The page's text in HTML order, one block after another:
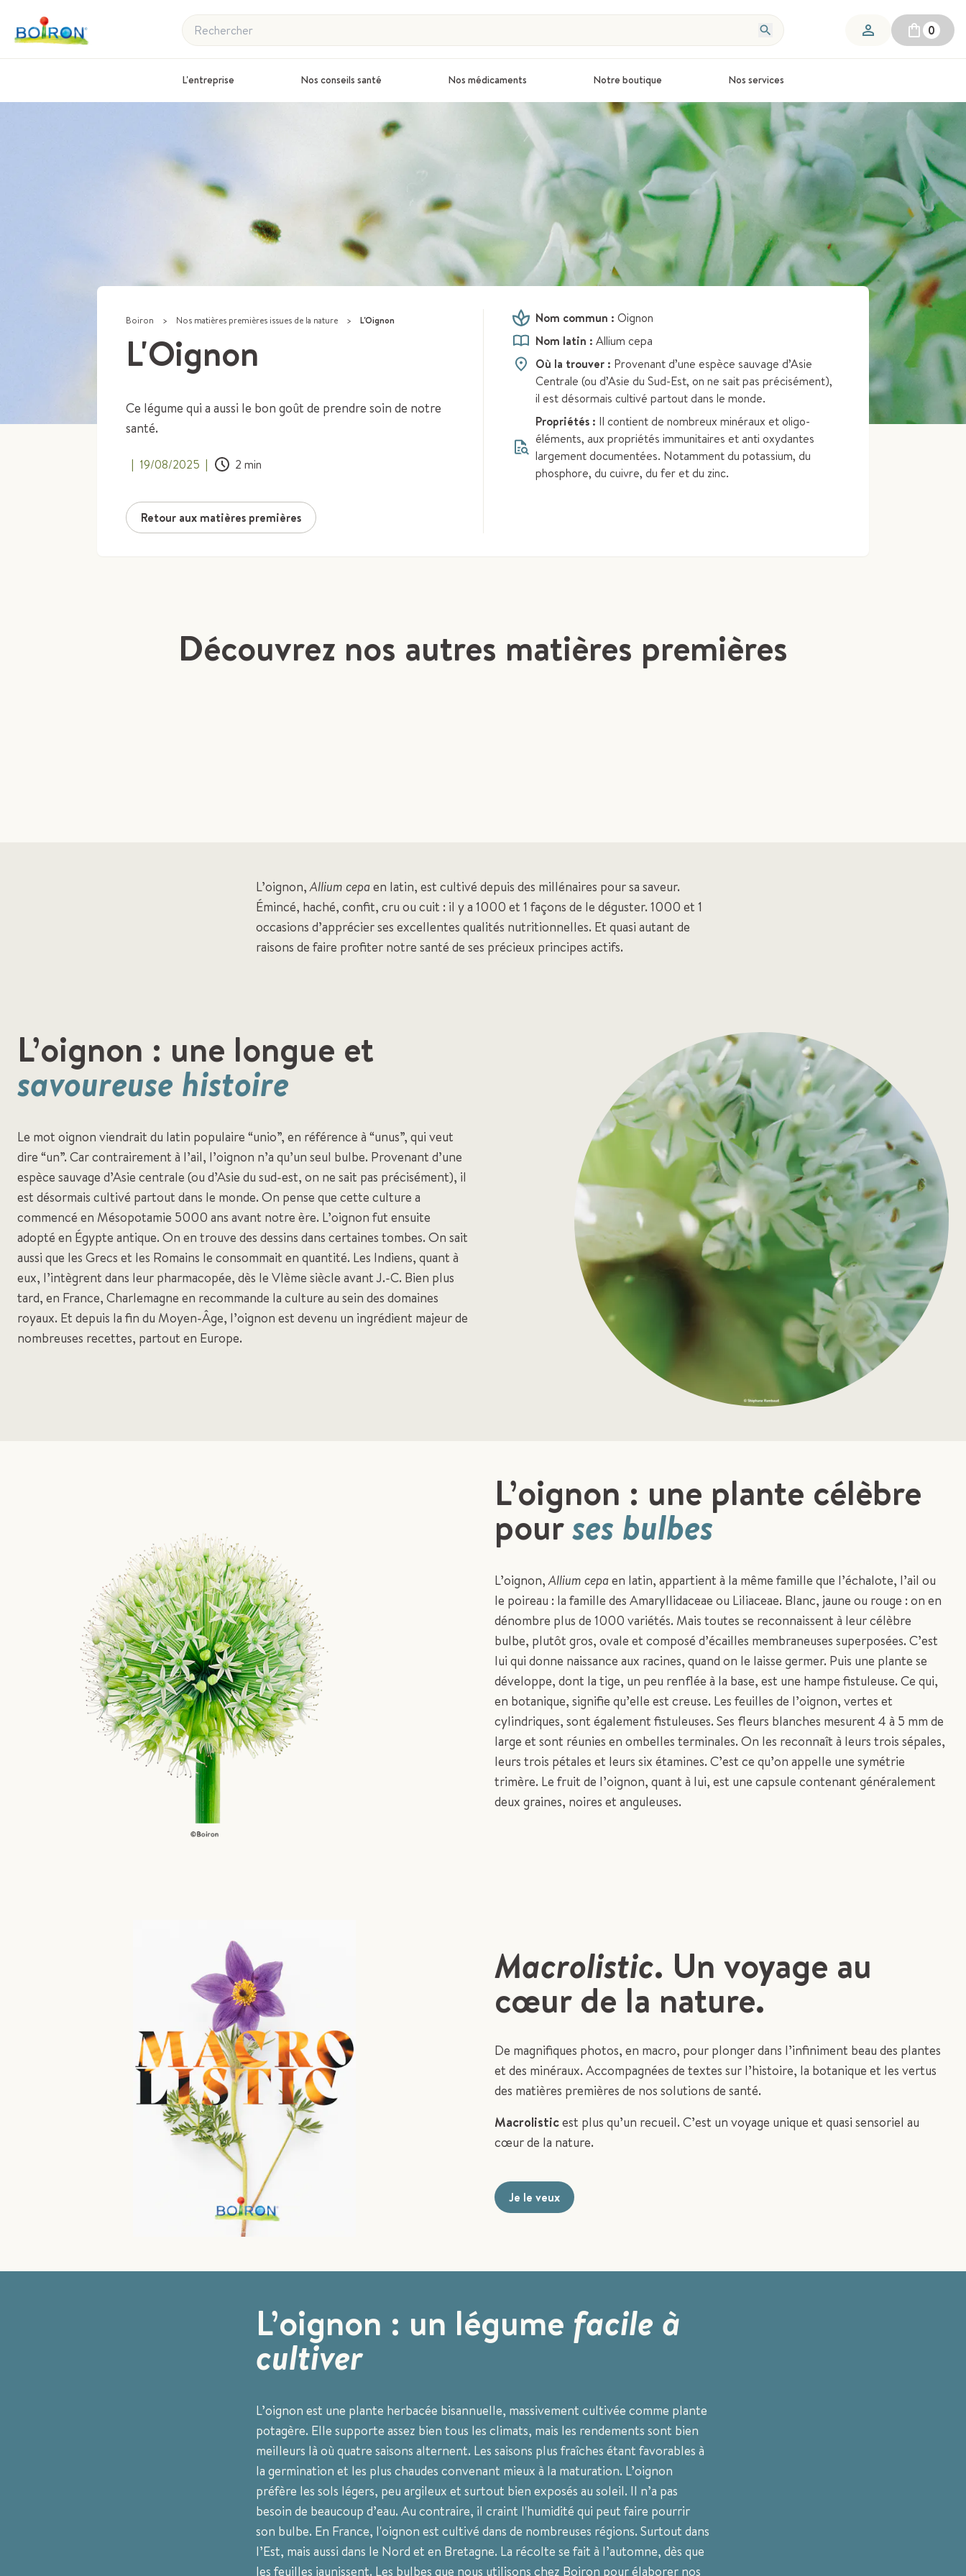
Rechercher 0
L'entreprise Nos conseils santé Nos médicaments Notre boutique Nos services
Boiron > Nos matières premières issues de la nature > L'Oignon
L'Oignon
Ce légume qui a aussi le bon goût de prendre soin de notre
santé.
| 19/08/2025 | 2 min
Retour aux matières premières
Nom commun : Oignon
Nom latin : Allium cepa
Où la trouver : Provenant d’une espèce sauvage d’Asie
Centrale (ou d’Asie du Sud-Est, on ne sait pas précisément),
il est désormais cultivé partout dans le monde.
Propriétés : Il contient de nombreux minéraux et oligo-
éléments, aux propriétés immunitaires et anti oxydantes
largement documentées. Notamment du potassium, du
phosphore, du cuivre, du fer et du zinc.
Découvrez nos autres matières premières
L’oignon,Allium cepa en latin, est cultivé depuis des millénaires pour sa saveur.
Émincé, haché, confit, cru ou cuit : il y a 1000 et 1 façons de le déguster. 1000 et 1
occasions d’apprécier ses excellentes qualités nutritionnelles. Et quasi autant de
raisons de faire profiter notre santé de ses précieux principes actifs.
L’oignon : une longue et
savoureuse histoire
Le mot oignon viendrait du latin populaire “unio”, en référence à “unus”, qui veut
dire “un”. Car contrairement à l’ail, l’oignon n’a qu’un seul bulbe. Provenant d’une
espèce sauvage d’Asie centrale (ou d’Asie du sud-est, on ne sait pas précisément), il
est désormais cultivé partout dans le monde. On pense que cette culture a
commencé en Mésopotamie 5000 ans avant notre ère. L’oignon fut ensuite
adopté en Égypte antique. On en trouve des dessins dans certaines tombes. On sait
aussi que les Grecs et les Romains le consommait en quantité. Les Indiens, quant à
eux, l’intègrent dans leur pharmacopée, dès le VIème siècle avant J.-C. Bien plus
tard, en France, Charlemagne en recommande la culture au sein des domaines
royaux. Et depuis la fin du Moyen-Âge, l’oignon est devenu un ingrédient majeur de
nombreuses recettes, partout en Europe.
L’oignon : une plante célèbre
pourses bulbes
L’oignon,Allium cepa en latin, appartient à la même famille que l’échalote, l’ail ou
le poireau : la famille des Amaryllidaceae ou Liliaceae. Blanc, jaune ou rouge : on en
dénombre plus de 1000 variétés. Mais toutes se reconnaissent à leur célèbre
bulbe, plutôt gros, ovale et composé d’écailles membraneuses superposées. C’est
lui qui donne naissance aux racines, quand on le laisse germer. Puis une plante se
développe, dont la tige, un peu renflée à la base, est une hampe fistuleuse. Ce qui,
en botanique, signifie qu’elle est creuse. Les feuilles de l’oignon, vertes et
cylindriques, sont également fistuleuses. Ses fleurs blanches mesurent 4 à 5 mm de
large et sont réunies en ombelles terminales. On les reconnaît à leurs trois sépales,
leurs trois pétales et leurs six étamines. C’est ce qu’on appelle une symétrie
trimère. Le fruit de l’oignon, quant à lui, est une capsule contenant généralement
deux graines, noires et anguleuses.
Macrolistic. Un voyage au
cœur de la nature.
De magnifiques photos, en macro, pour plonger dans l’infiniment beau des plantes
et des minéraux. Accompagnées de textes sur l’histoire, la botanique et les vertus
des matières premières de nos solutions de santé.
Macrolisticest plus qu’un recueil. C’est un voyage unique et quasi sensoriel au
cœur de la nature.
Je le veux
L’oignon : un légume facile à
cultiver
L’oignon est une plante herbacée bisannuelle, massivement cultivée comme plante
potagère. Elle supporte assez bien tous les climats, mais les rendements sont bien
meilleurs là où quatre saisons alternent. Les saisons plus fraîches étant favorables à
la germination et les plus chaudes convenant mieux à la maturation. L’oignon
préfère les sols légers, peu argileux et surtout bien exposés au soleil. Il n’a pas
besoin de beaucoup d’eau. Au contraire, il craint l'humidité qui peut faire pourrir
son bulbe. En France, l'oignon est cultivé dans de nombreuses régions. Surtout dans
l’Est, mais aussi dans le Nord et en Bretagne. La récolte se fait à l’automne, dès que
les feuilles jaunissent. Les bulbes que nous utilisons chez Boiron pour élaborer nos